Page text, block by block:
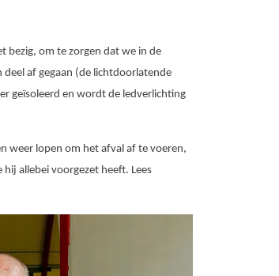
bezig, om te zorgen dat we in de
af gegaan (de lichtdoorlatende
geïsoleerd en wordt de ledverlichting
weer lopen om het afval af te voeren,
allebei voorgezet heeft. Lees